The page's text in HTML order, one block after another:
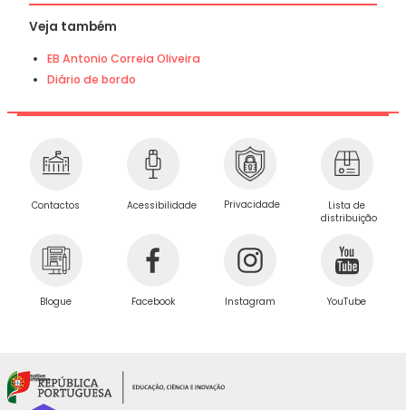
Veja também
EB Antonio Correia Oliveira
Diário de bordo
Contactos Acessibilidade Privacidade
Lista de
distribuição
Blogue Facebook Instagram YouTube